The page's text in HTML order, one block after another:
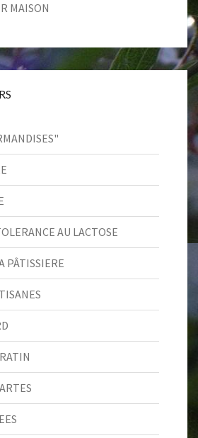
MAISON
AU LACTOSE
PÂTISSIERE